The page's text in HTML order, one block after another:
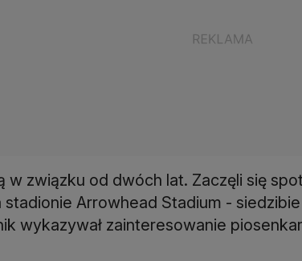
w związku od dwóch lat. Zaczęli się
stadionie Arrowhead Stadium -
wykazywał zainteresowanie